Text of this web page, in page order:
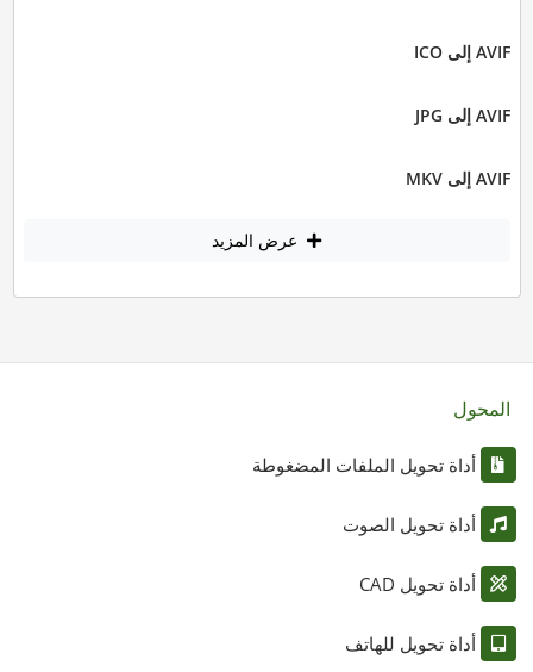
AVIF إلى ICO
AVIF إلى JPG
AVIF إلى MKV
عرض المزيد
المحول
أداة تحويل الملفات المضغوطة
أداة تحويل الصوت
أداة تحويل CAD
أداة تحويل للهاتف